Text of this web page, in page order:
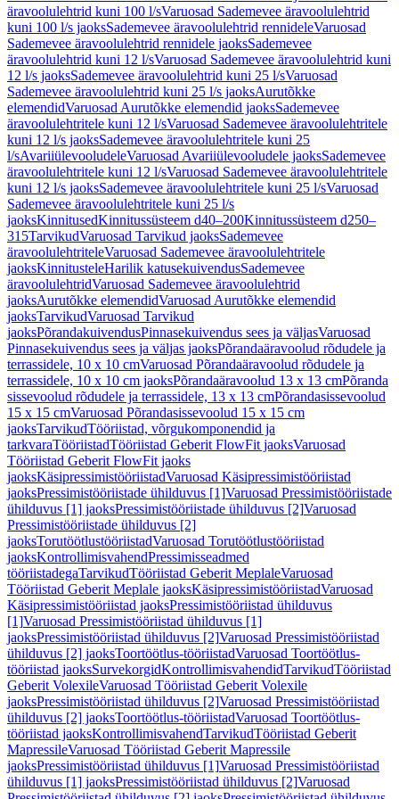
äravoolulehtrid kuni 100 l/sVaruosad Sademevee äravoolulehtrid
kuni 100 l/s jaoksSademevee äravoolulehtrid rennideleVaruosad
Sademevee äravoolulehtrid rennidele jaoksSademevee
äravoolulehtrid kuni 12 l/sVaruosad Sademevee äravoolulehtrid kuni
12 l/s jaoksSademevee äravoolulehtrid kuni 25 l/sVaruosad
Sademevee äravoolulehtrid kuni 25 l/s jaoksAurutõkke
elemendidVaruosad Aurutõkke elemendid jaoksSademevee
äravoolulehtritele kuni 12 l/sVaruosad Sademevee äravoolulehtritele
kuni 12 l/s jaoksSademevee äravoolulehtritele kuni 25
l/sAvariiülevooludeleVaruosad Avariiülevooludele jaoksSademevee
äravoolulehtritele kuni 12 l/sVaruosad Sademevee äravoolulehtritele
kuni 12 l/s jaoksSademevee äravoolulehtritele kuni 25 l/sVaruosad
Sademevee äravoolulehtritele kuni 25 l/s
jaoksKinnitusedKinnitussüsteem d40–200Kinnitussüsteem d250–
315TarvikudVaruosad Tarvikud jaoksSademevee
äravoolulehtriteleVaruosad Sademevee äravoolulehtritele
jaoksKinnitusteleHarilik katusekuivendusSademevee
äravoolulehtridVaruosad Sademevee äravoolulehtrid
jaoksAurutõkke elemendidVaruosad Aurutõkke elemendid
jaoksTarvikudVaruosad Tarvikud
jaoksPõrandakuivendusPinnasekuivendus sees ja väljasVaruosad
Pinnasekuivendus sees ja väljas jaoksPõrandaäravoolud rõdudele ja
terrassidele, 10 x 10 cmVaruosad Põrandaäravoolud rõdudele ja
terrassidele, 10 x 10 cm jaoksPõrandaäravoolud 13 x 13 cmPõranda
sissevoolud rõdudele ja terrassidele, 13 x 13 cmPõrandasissevoolud
15 x 15 cmVaruosad Põrandasissevoolud 15 x 15 cm
jaoksTarvikudTööriistad, võrgukomponendid ja
tarkvaraTööriistadTööriistad Geberit FlowFit jaoksVaruosad
Tööriistad Geberit FlowFit jaoks
jaoksKäsipressimistööriistadVaruosad Käsipressimistööriistad
jaoksPressimistööriistade ühilduvus [1]Varuosad Pressimistööriistade
ühilduvus [1] jaoksPressimistööriistade ühilduvus [2]Varuosad
Pressimistööriistade ühilduvus [2]
jaoksTorutöötlustööriistadVaruosad Torutöötlustööriistad
jaoksKontrollimisvahendPressimisseadmed
tööriistadegaTarvikudTööriistad Geberit MeplaleVaruosad
Tööriistad Geberit Meplale jaoksKäsipressimistööriistadVaruosad
Käsipressimistööriistad jaoksPressimistööriistad ühilduvus
[1]Varuosad Pressimistööriistad ühilduvus [1]
jaoksPressimistööriistad ühilduvus [2]Varuosad Pressimistööriistad
ühilduvus [2] jaoksToortöötlus-tööriistadVaruosad Toortöötlus-
tööriistad jaoksSurvekorgidKontrollimisvahendidTarvikudTööriistad
Geberit VolexileVaruosad Tööriistad Geberit Volexile
jaoksPressimistööriistad ühilduvus [2]Varuosad Pressimistööriistad
ühilduvus [2] jaoksToortöötlus-tööriistadVaruosad Toortöötlus-
tööriistad jaoksKontrollimisvahendTarvikudTööriistad Geberit
MapressileVaruosad Tööriistad Geberit Mapressile
jaoksPressimistööriistad ühilduvus [1]Varuosad Pressimistööriistad
ühilduvus [1] jaoksPressimistööriistad ühilduvus [2]Varuosad